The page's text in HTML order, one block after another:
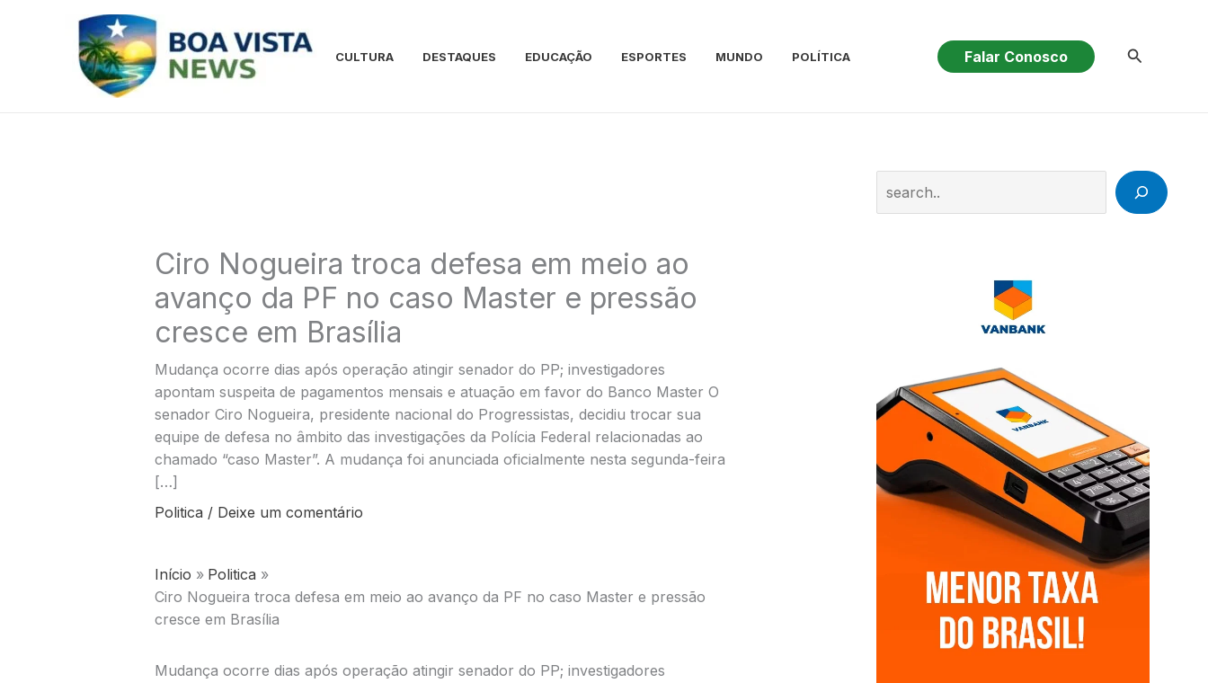
CULTURA DESTAQUES EDUCAÇÃO ESPORTES MUNDO POLÍTICA Falar Conosco Pesquisar
Ciro Nogueira troca defesa em meio ao
avanço da PF no caso Master e pressão
cresce em Brasília
Mudança ocorre dias após operação atingir senador do PP; investigadores
apontam suspeita de pagamentos mensais e atuação em favor do Banco Master O
senador Ciro Nogueira, presidente nacional do Progressistas, decidiu trocar sua
equipe de defesa no âmbito das investigações da Polícia Federal relacionadas ao
chamado “caso Master”. A mudança foi anunciada oficialmente nesta segunda-feira
[…]
Politica / Deixe um comentário
Início
Politica
Ciro Nogueira troca defesa em meio ao avanço da PF no caso Master e pressão
cresce em Brasília
Mudança ocorre dias após operação atingir senador do PP; investigadores